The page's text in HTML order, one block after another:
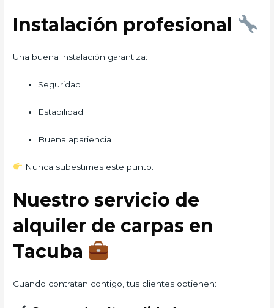
Instalación profesional
Una buena instalación garantiza:
Seguridad
Estabilidad
Buena apariencia
Nunca subestimes este punto.
Nuestro servicio de
alquiler de carpas en
Tacuba
Cuando contratan contigo, tus clientes obtienen: